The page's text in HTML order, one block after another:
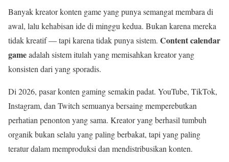
Banyak kreator konten game yang punya semangat membara di
awal, lalu kehabisan ide di minggu kedua. Bukan karena mereka
tidak kreatif — tapi karena tidak punya sistem. Content calendar
gameadalah sistem itulah yang memisahkan kreator yang
konsisten dari yang sporadis.
Di 2026, pasar konten gaming semakin padat. YouTube, TikTok,
Instagram, dan Twitch semuanya bersaing memperebutkan
perhatian penonton yang sama. Kreator yang berhasil tumbuh
organik bukan selalu yang paling berbakat, tapi yang paling
teratur dalam memproduksi dan mendistribusikan konten.